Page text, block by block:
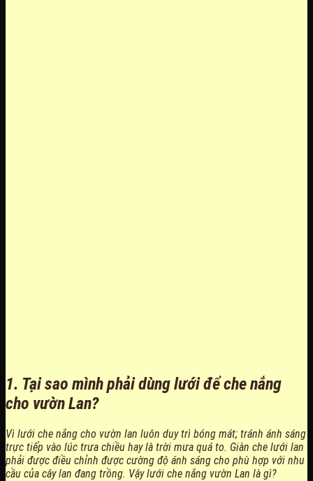
1. Tại sao mình phải dùng lưới để che nắng
cho vườn Lan?
Vì lưới che nắng cho vườn lan luôn duy trì bóng mát; tránh ánh sáng
trực tiếp vào lúc trưa chiều hay là trời mưa quá to. Giàn che lưới lan
phải được điều chỉnh được cường độ ánh sáng cho phù hợp với nhu
cầu của cây lan đang trồng. Vậy lưới che nắng vườn Lan là gì?